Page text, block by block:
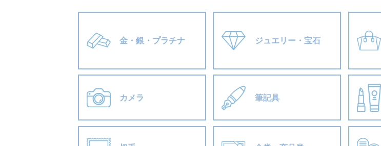
金・銀・プラチナ ジュエリー・宝石
カメラ 筆記具